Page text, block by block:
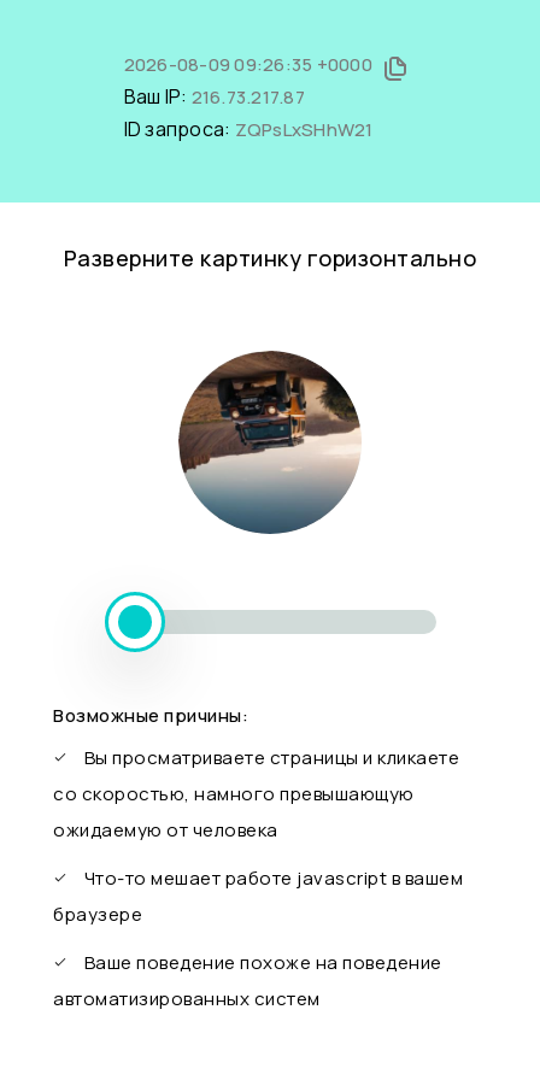
2026-08-09 09:26:35 +0000
Ваш IP: 216.73.217.87
ID запроса: ZQPsLxSHhW21
Разверните картинку горизонтально
Возможные причины:
Вы просматриваете страницы и кликаете
со скоростью, намного превышающую
ожидаемую от человека
Что-то мешает работе javascript в вашем
браузере
Ваше поведение похоже на поведение
автоматизированных систем